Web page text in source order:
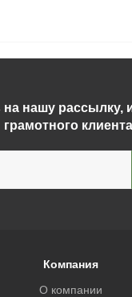
нашу рассылку,
грамотного
Компания
О компании